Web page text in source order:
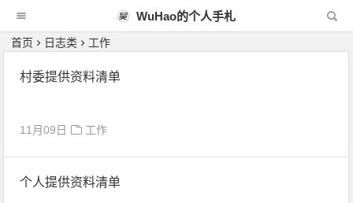
WuHao的个人手札
首页 日志类 工作
村委提供资料清单
11月09日 工作
个人提供资料清单